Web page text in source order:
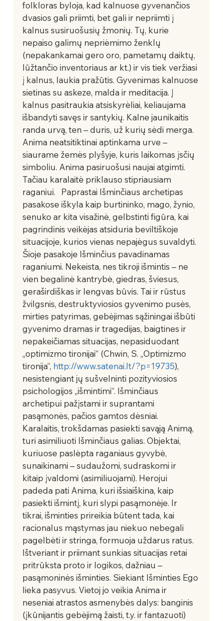
folkloras byloja, kad kalnuose gyvenančios
dvasios gali priimti, bet gali ir nepriimti į
kalnus susiruošusių žmonių. Tų, kurie
nepaiso galimų nepriėmimo ženklų
(nepakankamai gero oro, pametamų daiktų,
lūžtančio inventoriaus ar kt.) ir vis tiek veržiasi
į kalnus, laukia pražūtis. Gyvenimas kalnuose
sietinas su askeze, malda ir meditacija. Į
kalnus pasitraukia atsiskyrėliai, keliaujama
išbandyti savęs ir santykių. Kalne jaunikaitis
randa urvą, ten – duris, už kurių sėdi merga.
Anima neatsitiktinai aptinkama urve –
siaurame žemės plyšyje, kuris laikomas įsčių
simboliu. Anima pasiruošusi naujai atgimti.
Tačiau karalaitė priklauso stipriausiam
raganiui.   Paprastai Išminčiaus archetipas
pasakose iškyla kaip burtininko, mago, žynio,
senuko ar kita visažinė, gelbstinti figūra, kai
pagrindinis veikėjas atsiduria beviltiškoje
situacijoje, kurios vienas nepajėgus suvaldyti.
Šioje pasakoje Išminčius pavadinamas
raganiumi. Nekeista, nes tikroji išmintis – ne
vien begalinė kantrybė, giedras, šviesus,
geraširdiškas ir lengvas būvis. Tai ir rūstus
žvilgsnis, destruktyviosios gyvenimo pusės,
mirties patyrimas, gebėjimas sąžiningai išbūti
gyvenimo dramas ir tragedijas, baigtines ir
nepakeičiamas situacijas, nepasiduodant
„optimizmo tironijai“ (Chwin, S. „Optimizmo
tironija“, http://www.satenai.lt/?p=19735),
nesistengiant jų sušvelninti pozityviosios
psichologijos „išmintimi“. Išminčiaus
archetipui pažįstami ir suprantami
pasąmonės, pačios gamtos dėsniai.
Karalaitis, trokšdamas pasiekti savąją Animą,
turi asimiliuoti Išminčiaus galias. Objektai,
kuriuose paslėpta raganiaus gyvybė,
sunaikinami – sudaužomi, sudraskomi ir
kitaip įvaldomi (asimiliuojami). Herojui
padeda pati Anima, kuri išsiaiškina, kaip
pasiekti išmintį, kuri slypi pasąmonėje. Ir
tikrai, išminties prireikia būtent tada, kai
racionalus mąstymas jau niekuo nebegali
pagelbėti ir stringa, formuoja uždarus ratus.
Ištveriant ir priimant sunkias situacijas retai
pritrūksta proto ir logikos, dažniau –
pasąmoninės išminties. Siekiant Išminties Ego
lieka pasyvus. Vietoj jo veikia Anima ir
neseniai atrastos asmenybės dalys: banginis
(įkūnijantis gebėjimą žaisti, t.y. ir fantazuoti)